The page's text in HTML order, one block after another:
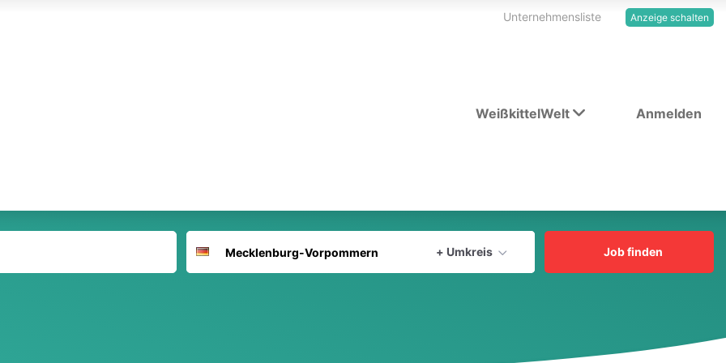
Anzeige schalten
Unternehmensliste
Anmelden
WeißkittelWelt
Deutschland
+ Umkreis
Aktuellen Ort verwenden
Job finden